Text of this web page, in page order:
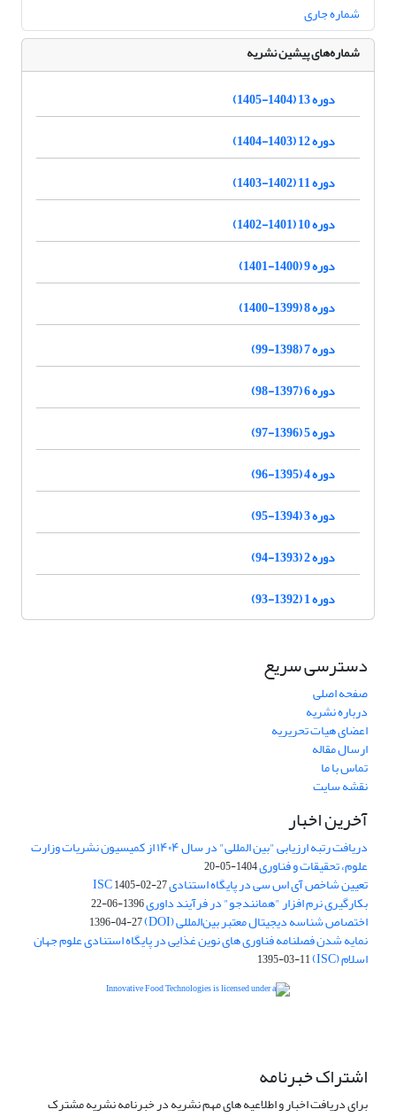
شماره جاری
شماره‌های پیشین نشریه
دوره 13 (1404-1405)
دوره 12 (1403-1404)
دوره 11 (1402-1403)
دوره 10 (1401-1402)
دوره 9 (1400-1401)
دوره 8 (1399-1400)
دوره 7 (1398-99)
دوره 6 (1397-98)
دوره 5 (1396-97)
دوره 4 (1395-96)
دوره 3 (1394-95)
دوره 2 (1393-94)
دوره 1 (1392-93)
دسترسی سریع
صفحه اصلی
درباره نشریه
اعضای هیات تحریریه
ارسال مقاله
تماس با ما
نقشه سایت
آخرین اخبار
دریافت رتبه ارزیابی "بین المللی" در سال ۱۴۰۴ از کمیسیون نشریات وزارت
علوم، تحقیقات و فناوری1404-05-20
تعیین شاخص آی اس سی در پایگاه استنادی ISC1405-02-27
بکارگیری نرم افزار "همانندجو" در فرآیند داوری1396-06-22
اختصاص شناسه دیجیتال معتبر بین‌المللی (DOI) 1396-04-27
نمایه شدن فصلنامه فناوری های نوین غذایی در پایگاه استنادی علوم جهان
اسلام (ISC) 1395-03-11
اشتراک خبرنامه
برای دریافت اخبار و اطلاعیه های مهم نشریه در خبرنامه نشریه مشترک